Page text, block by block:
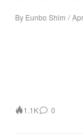
By Eunbo Shim /
1.1K 0